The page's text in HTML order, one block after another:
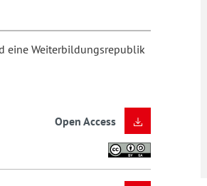
eine Weiterbildungsrepublik
Open Access